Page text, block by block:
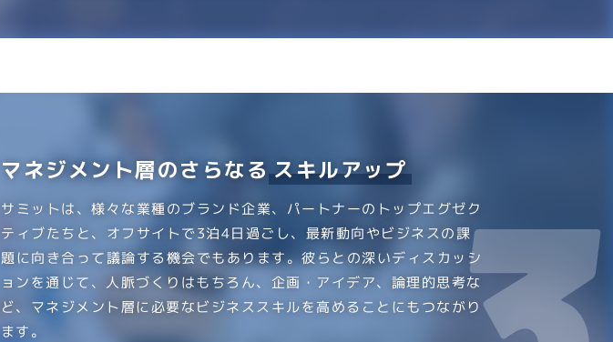
マネジメント層のさらなる スキルアップ
サミットは、様々な業種のブランド企業、パートナーのトップエグゼク
ティブたちと、オフサイトで3泊4日過ごし、最新動向やビジネスの課
題に向き合って議論する機会でもあります。彼らとの深いディスカッシ
ョンを通じて、人脈づくりはもちろん、企画・アイデア、論理的思考な
ど、マネジメント層に必要なビジネススキルを高めることにもつながり
ます。